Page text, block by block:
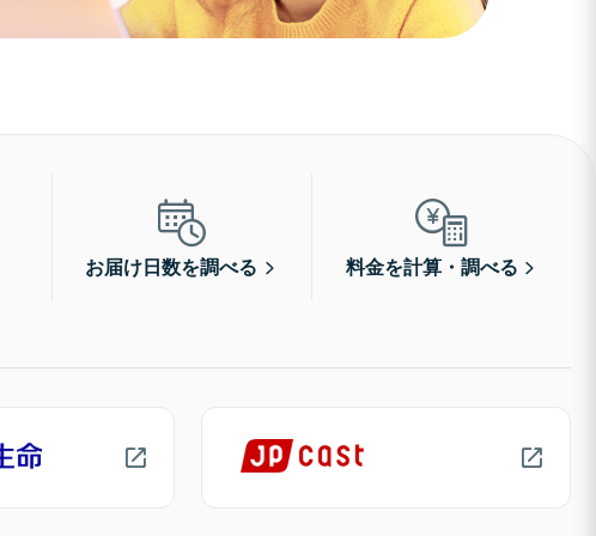
お届け日数を調べる 料金を計算・調べる